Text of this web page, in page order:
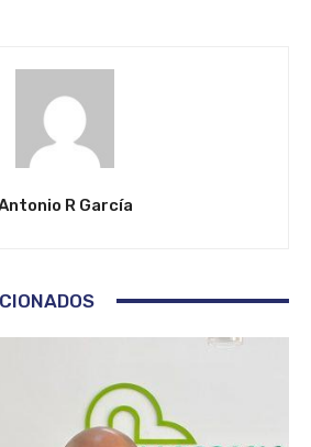
R García